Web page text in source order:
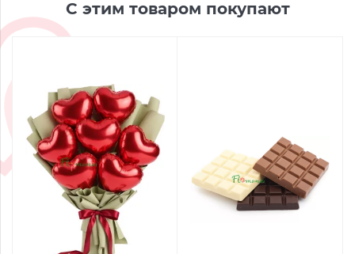
С этим товаром покупают